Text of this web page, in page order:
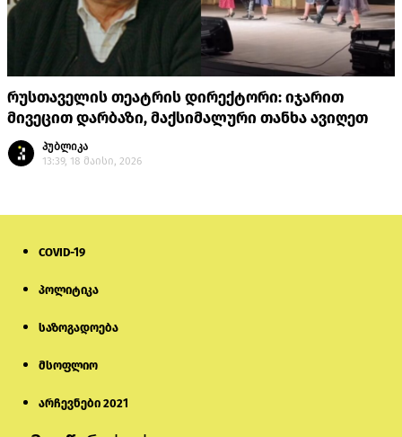
რუსთაველის თეატრის დირექტორი: იჯარით
მივეცით დარბაზი, მაქსიმალური თანხა ავიღეთ
პუბლიკა
13:39, 18 მაისი, 2026
COVID-19
პოლიტიკა
საზოგადოება
მსოფლიო
არჩევნები 2021